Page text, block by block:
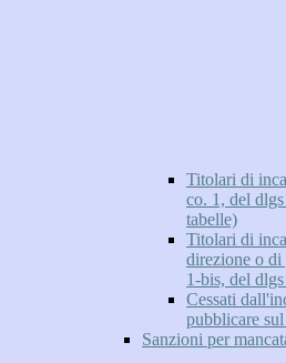
Titolari di
co. 1, del
tabelle)
Titolari di
direzione o
1-bis, del
Cessati
pubblicare
Sanzioni per